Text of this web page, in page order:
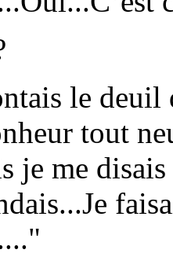
le deuil
tout
je me